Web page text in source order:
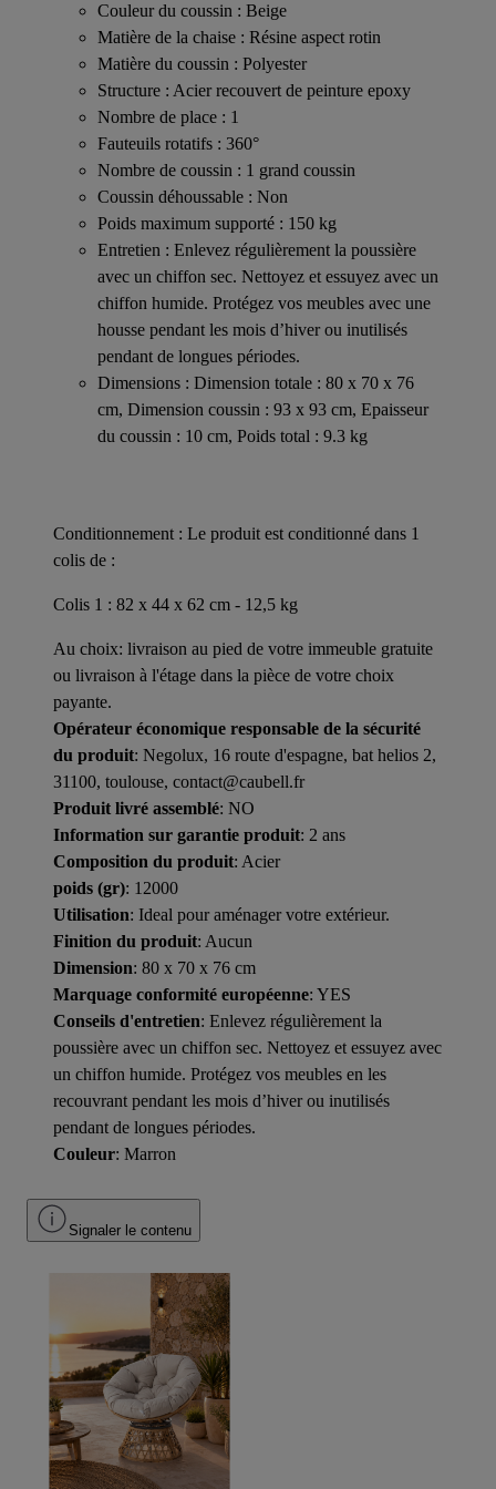
Couleur du coussin : Beige
Matière de la chaise : Résine aspect rotin
Matière du coussin : Polyester
Structure : Acier recouvert de peinture epoxy
Nombre de place : 1
Fauteuils rotatifs : 360°
Nombre de coussin : 1 grand coussin
Coussin déhoussable : Non
Poids maximum supporté : 150 kg
Entretien : Enlevez régulièrement la poussière
avec un chiffon sec. Nettoyez et essuyez avec un
chiffon humide. Protégez vos meubles avec une
housse pendant les mois d’hiver ou inutilisés
pendant de longues périodes.
Dimensions : Dimension totale : 80 x 70 x 76
cm, Dimension coussin : 93 x 93 cm, Epaisseur
du coussin : 10 cm, Poids total : 9.3 kg
Conditionnement : Le produit est conditionné dans 1
colis de :
Colis 1 : 82 x 44 x 62 cm - 12,5 kg
Au choix: livraison au pied de votre immeuble gratuite
ou livraison à l'étage dans la pièce de votre choix
payante.
Opérateur économique responsable de la sécurité
du produit: Negolux, 16 route d'espagne, bat helios 2,
31100, toulouse, contact@caubell.fr
Produit livré assemblé: NO
Information sur garantie produit: 2 ans
Composition du produit: Acier
poids (gr): 12000
Utilisation: Ideal pour aménager votre extérieur.
Finition du produit: Aucun
Dimension: 80 x 70 x 76 cm
Marquage conformité européenne: YES
Conseils d'entretien: Enlevez régulièrement la
poussière avec un chiffon sec. Nettoyez et essuyez avec
un chiffon humide. Protégez vos meubles en les
recouvrant pendant les mois d’hiver ou inutilisés
pendant de longues périodes.
Couleur: Marron
Signaler le contenu